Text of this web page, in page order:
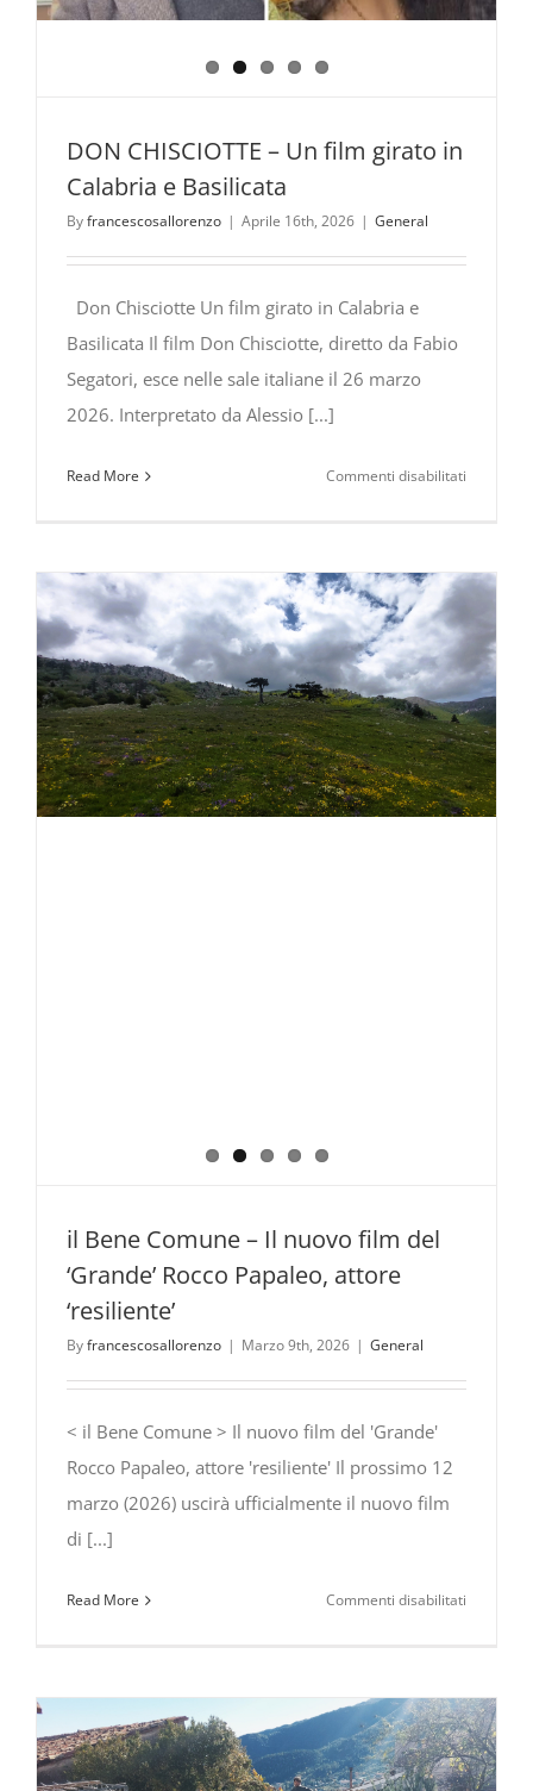
DON CHISCIOTTE – Un film girato in
Calabria e Basilicata
Byfrancescosallorenzo | Aprile 16th, 2026 | General
Don Chisciotte Un film girato in Calabria e
Basilicata Il film Don Chisciotte, diretto da Fabio
Segatori, esce nelle sale italiane il 26 marzo
2026. Interpretato da Alessio [...]
Read More Commenti disabilitati
Un
girato
in
Calabria
e
Basilicata
il Bene Comune – Il nuovo film del
‘Grande’ Rocco Papaleo, attore
‘resiliente’
Byfrancescosallorenzo | Marzo 9th, 2026 | General
< il Bene Comune > Il nuovo film del 'Grande'
Rocco Papaleo, attore 'resiliente' Il prossimo 12
marzo (2026) uscirà ufficialmente il nuovo film
di [...]
Read More Commenti disabilitati
–
Il
nuovo